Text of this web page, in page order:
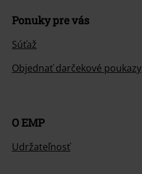
Ponuky pre vás
Súťaž
Objednať darčekové poukazy
O EMP
Udržateľnosť